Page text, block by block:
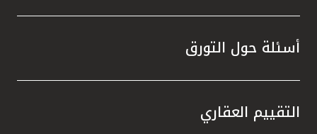
أسئلة حول التورق
التقييم العقاري